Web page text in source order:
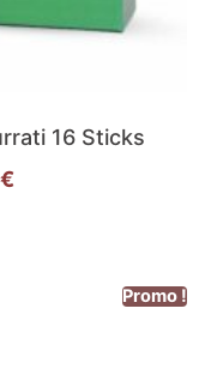
16 Sticks
€
Promo !